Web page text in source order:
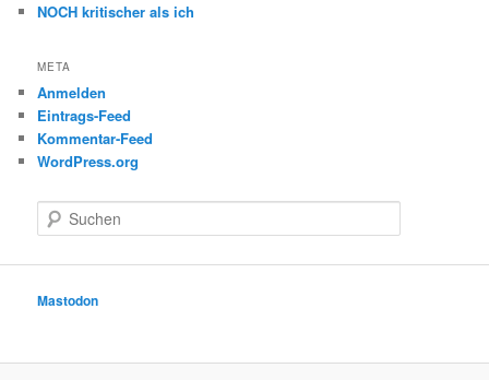
NOCH kritischer als ich
META
Anmelden
Eintrags-Feed
Kommentar-Feed
WordPress.org
u
e
Mastodon